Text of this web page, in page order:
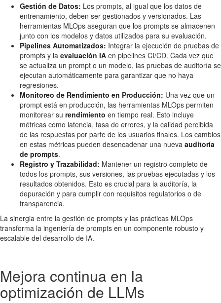
Gestión de Datos: Los prompts, al igual que los datos de
entrenamiento, deben ser gestionados y versionados. Las
herramientas MLOps aseguran que los prompts se almacenen
junto con los modelos y datos utilizados para su evaluación.
Pipelines Automatizados: Integrar la ejecución de pruebas de
prompts y la evaluación IA en pipelines CI/CD. Cada vez que
se actualiza un prompt o un modelo, las pruebas de auditoría se
ejecutan automáticamente para garantizar que no haya
regresiones.
Monitoreo de Rendimiento en Producción: Una vez que un
prompt está en producción, las herramientas MLOps permiten
monitorear su rendimiento en tiempo real. Esto incluye
métricas como latencia, tasa de errores, y la calidad percibida
de las respuestas por parte de los usuarios finales. Los cambios
en estas métricas pueden desencadenar una nueva auditoría
de prompts.
Registro y Trazabilidad: Mantener un registro completo de
todos los prompts, sus versiones, las pruebas ejecutadas y los
resultados obtenidos. Esto es crucial para la auditoría, la
depuración y para cumplir con requisitos regulatorios o de
transparencia.
La sinergia entre la gestión de prompts y las prácticas MLOps
transforma la ingeniería de prompts en un componente robusto y
escalable del desarrollo de IA.
Mejora continua en la
optimización de LLMs